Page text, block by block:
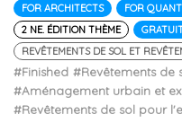
FOR ARCHITECTS FOR
2 NE. ÉDITION THÈME
REVÊTEMENTS DE SOL ET
#Finished #Revêtements de
#Aménagement urbain et
#Revêtements de sol pour